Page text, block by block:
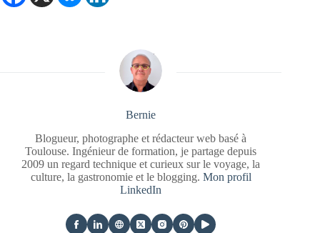
Bernie
Blogueur, photographe et rédacteur web basé à
Toulouse. Ingénieur de formation, je partage depuis
2009 un regard technique et curieux sur le voyage, la
culture, la gastronomie et le blogging. Mon profil
LinkedIn